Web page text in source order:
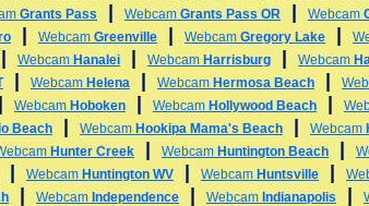
Grants Pass Webcam Grants Pass OR Webcam
Webcam Greenville Webcam Gregory Lake
Webcam Hanalei Webcam Harrisburg Webcam
Webcam Helena Webcam Hermosa Beach
Webcam Hoboken Webcam Hollywood Beach
Beach Webcam Hookipa Mama's Beach Webcam
Hunter Creek Webcam Huntington Beach
Webcam Huntington WV Webcam Huntsville
Webcam Independence Webcam Indianapolis